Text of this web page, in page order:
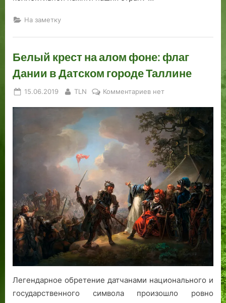
На заметку
Белый крест на алом фоне: флаг
Дании в Датском городе Таллине
Posted
15.06.2019 By
TLN Комментариевк
Белый
крест
на
алом
фоне:
флаг
Дании
в
Датском
городе
Таллине
нет
Легендарное обретение датчанами национального и
государственного символа произошло ровно